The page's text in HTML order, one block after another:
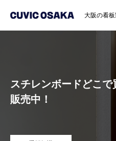
大阪の看
スチレンボードどこ
販売中！